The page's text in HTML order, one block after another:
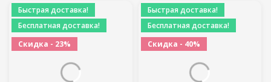
Буксировка
Быстрая доставка!
Бесплатная доставка!
Скидка - 23%
Быстрая доставка!
Бесплатная доставка!
Скидка - 40%